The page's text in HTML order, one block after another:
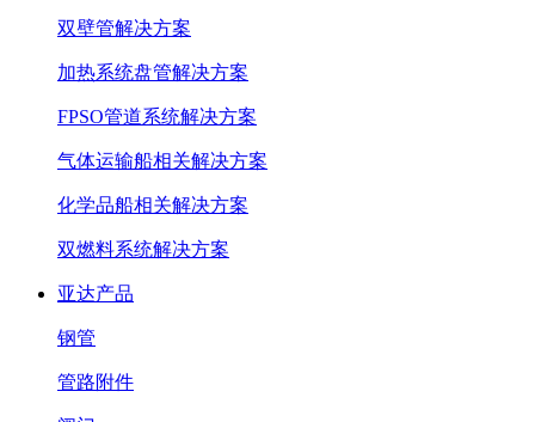
双壁管解决方案
加热系统盘管解决方案
FPSO管道系统解决方案
气体运输船相关解决方案
化学品船相关解决方案
双燃料系统解决方案
亚达产品
钢管
管路附件